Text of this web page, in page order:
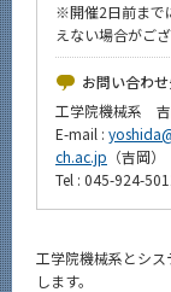
※開催2日前まで
えない場合がござ
お問い合わ
工学院機械系 吉
E-mail :
ch.ac.jp （吉岡）
Tel : 045-924-
工学院機械系とシ
します。